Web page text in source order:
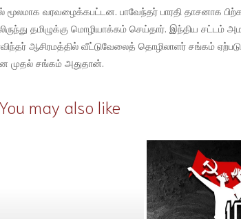
தமிழுக்கு மொழியாக்கம் செய்தார். இந்திய சட்டம்
ஆசிரமத்தில் வீட்டுவேலைத் தொழிலாளர் சங்கம்
முதல் சங்கம் அதுதான்.
You may also like